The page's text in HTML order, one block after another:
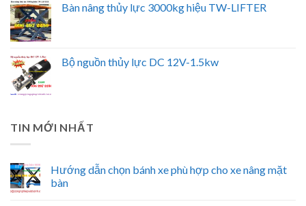
Bàn nâng thủy lực 3000kg hiệu TW-LIFTER
Bộ nguồn thủy lực DC 12V-1.5kw
TIN MỚI NHẤT
Hướng dẫn chọn bánh xe phù hợp cho xe nâng mặt
bàn